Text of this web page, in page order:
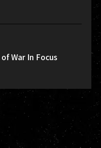
War In Focus